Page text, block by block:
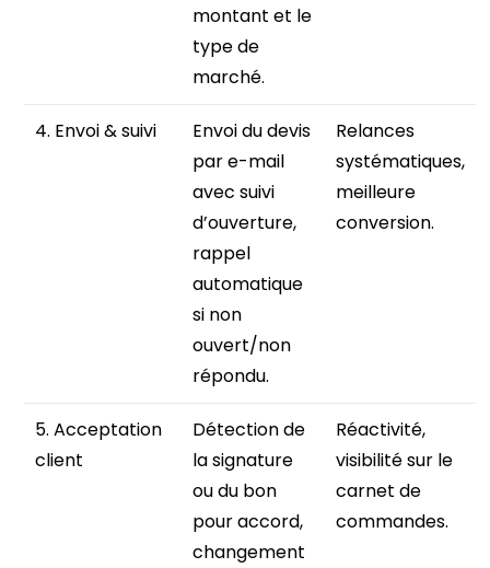
montant et le
type de
marché.
4. Envoi & suivi
Envoi du devis
par e-mail
avec suivi
d’ouverture,
rappel
automatique
si non
ouvert/non
répondu.
Relances
systématiques,
meilleure
conversion.
5. Acceptation
client
Détection de
la signature
ou du bon
pour accord,
changement
Réactivité,
visibilité sur le
carnet de
commandes.